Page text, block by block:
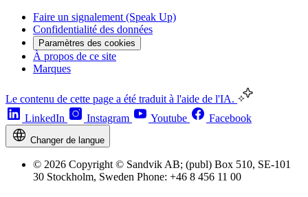
Faire un signalement (Speak Up)
Confidentialité des données
Paramètres des cookies
À propos de ce site
Marques
Le contenu de cette page a été traduit à l'aide de l'IA.
LinkedIn
Instagram Youtube Facebook
Changer de langue
© 2026 Copyright © Sandvik AB; (publ) Box 510, SE-101
30 Stockholm, Sweden Phone: +46 8 456 11 00